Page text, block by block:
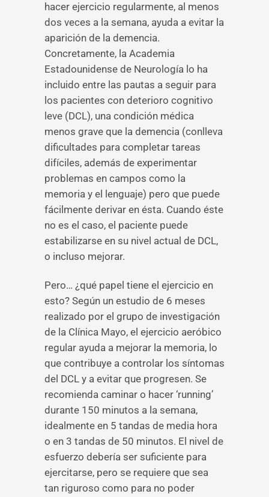
hacer ejercicio regularmente, al menos
dos veces a la semana, ayuda a evitar la
aparición de la demencia.
Concretamente, la Academia
Estadounidense de Neurología lo ha
incluido entre las pautas a seguir para
los pacientes con deterioro cognitivo
leve (DCL), una condición médica
menos grave que la demencia (conlleva
dificultades para completar tareas
difíciles, además de experimentar
problemas en campos como la
memoria y el lenguaje) pero que puede
fácilmente derivar en ésta. Cuando éste
no es el caso, el paciente puede
estabilizarse en su nivel actual de DCL,
o incluso mejorar.
Pero… ¿qué papel tiene el ejercicio en
esto? Según un estudio de 6 meses
realizado por el grupo de investigación
de la Clínica Mayo, el ejercicio aeróbico
regular ayuda a mejorar la memoria, lo
que contribuye a controlar los síntomas
del DCL y a evitar que progresen. Se
recomienda caminar o hacer ‘running’
durante 150 minutos a la semana,
idealmente en 5 tandas de media hora
o en 3 tandas de 50 minutos. El nivel de
esfuerzo debería ser suficiente para
ejercitarse, pero se requiere que sea
tan riguroso como para no poder